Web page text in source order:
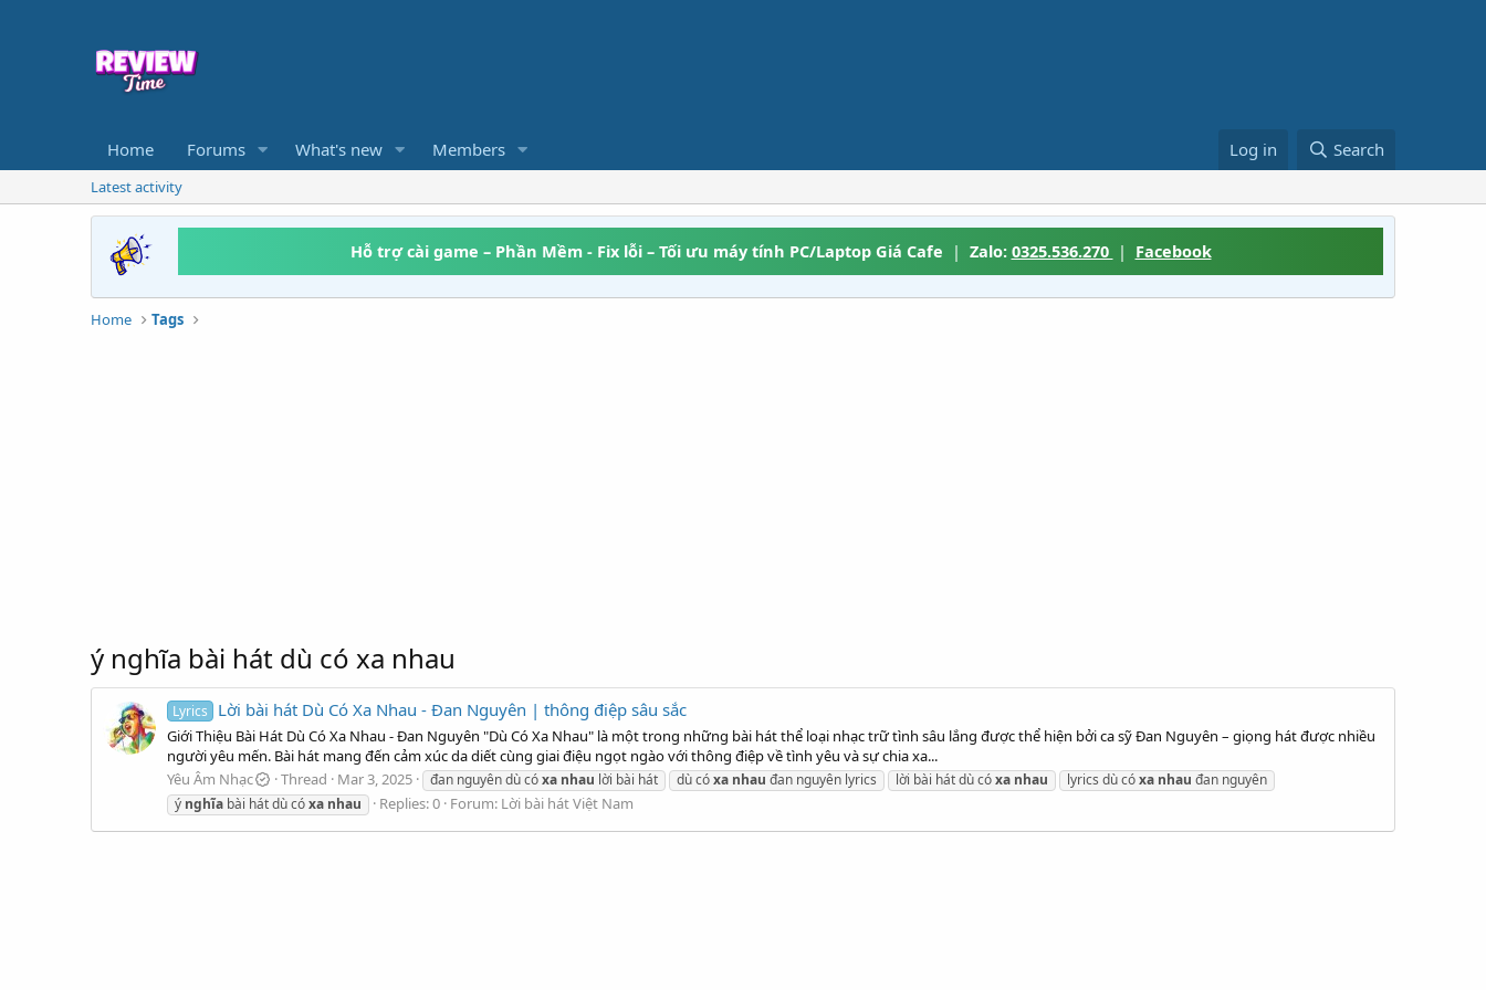
Home Forums What's new Members Log in Search
Latest activity
Hỗ trợ cài game – Phần Mềm - Fix lỗi – Tối ưu máy tính PC/Laptop Giá Cafe | Zalo: 0325.536.270 | Facebook
Home Tags
ý nghĩa bài hát dù có xa nhau
Lyrics Lời bài hát Dù Có Xa Nhau - Đan Nguyên | thông điệp sâu sắc
Giới Thiệu Bài Hát Dù Có Xa Nhau - Đan Nguyên "Dù Có Xa Nhau" là một trong những bài hát thể loại nhạc trữ tình sâu lắng được thể hiện bởi ca sỹ Đan Nguyên – giọng hát được nhiều
người yêu mến. Bài hát mang đến cảm xúc da diết cùng giai điệu ngọt ngào với thông điệp về tình yêu và sự chia xa...
Yêu Âm Nhạc
Thread Mar 3, 2025 đan nguyên dù cóxa nhau lời bài hát dù cóxa nhau đan nguyên lyrics lời bài hát dù cóxa nhau lyrics dù cóxa nhau đan nguyên
ý nghĩa bài hát dù cóxa nhau Replies: 0 Forum: Lời bài hát Việt Nam